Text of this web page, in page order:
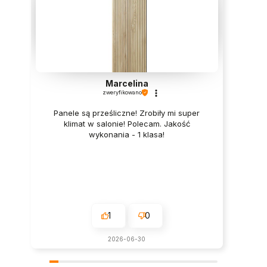
Marcelina
zweryfikowano
Panele są prześliczne! Zrobiły mi super
klimat w salonie! Polecam. Jakość
wykonania - 1 klasa!
1 0
2026-06-30